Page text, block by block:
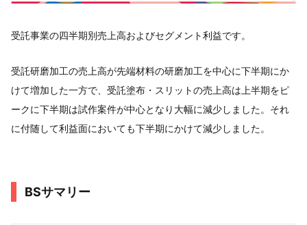
受託事業の四半期別売上高およびセグメント利益です。
受託研磨加工の売上高が先端材料の研磨加工を中心に下半期にか
けて増加した一方で、受託塗布・スリットの売上高は上半期をピ
ークに下半期は試作案件が中心となり大幅に減少しました。それ
に付随して利益面においても下半期にかけて減少しました。
BSサマリー